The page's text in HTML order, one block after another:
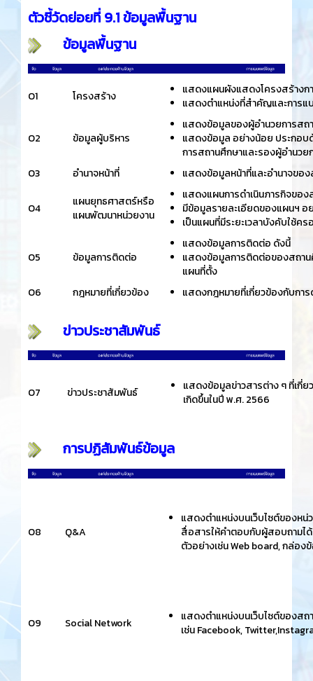
ตัวชี้วัดย่อยที่ 9.1 ข้อมูลพื้นฐาน
ข้อมูลพื้นฐาน
O1 โครงสร้าง
แสดงแผนผังแสดงโครงสร้างก
แสดงตำแหน่งที่สำคัญและการแ
O2 ข้อมูลผู้บริหาร
แสดงข้อมูลของผู้อำนวยการสถ
แสดงข้อมูล อย่างน้อย ประกอบ
การสถานศึกษาและรองผู้อำนวย
O3
อำนาจหน้าที่ แสดงข้อมูลหน้าที่และอำนาจขอ
O4
แผนยุทธศาสตร์หรือ
แผนพัฒนาหน่วยงาน
แสดงแผนการดำเนินภารกิจของ
มีข้อมูลรายละเอียดของแผนฯ อ
เป็นแผนที่มีระยะเวลาบังคับใช้ค
O5 ข้อมูลการติดต่อ
แสดงข้อมูลการติดต่อ ดังนี้
แสดงข้อมูลการติดต่อของสถาน
แผนที่ตั้ง
O6
กฎหมายที่เกี่ยวข้อง แสดงกฎหมายที่เกี่ยวข้องกับกา
ข่าวประชาสัมพันธ์
O7 ข่าวประชาสัมพันธ์
แสดงข้อมูลข่าวสารต่าง ๆ ที่เกี่
เกิดขึ้นในปี พ.ศ. 2566
การปฏิสัมพันธ์ข้อมูล
O8 Q&A
แสดงตำแหน่งบนเว็บไซต์ของห
สื่อสารให้คำตอบกับผู้สอบถามไ
ตัวอย่างเช่น Web board, กล่อ
O9 Social Network
แสดงตำแหน่งบนเว็บไซต์ของส
เช่น Facebook,